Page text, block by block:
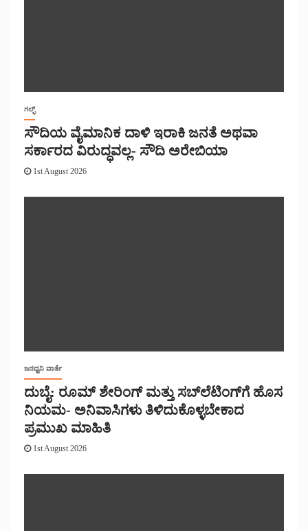
ಗಲ್ಫ್
ಸೌದಿಯ ವೈಮಾನಿಕ ದಾಳಿ ಇರಾಕಿ ಜನತೆ ಅಥವಾ
ಸರ್ಕಾರದ ವಿರುದ್ಧವಲ್ಲ- ಸೌದಿ ಅರೇಬಿಯಾ
1st August 2026
ಜನಧ್ವನಿ ವಾರ್ತೆ
ದುಬೈ: ರೂಮ್ ಶೇರಿಂಗ್ ಮತ್ತು ಸಬ್‌ಲೆಟಿಂಗ್‌ಗೆ ಹೊಸ
ನಿಯಮ- ಅನಿವಾಸಿಗಳು ತಿಳಿದುಕೊಳ್ಳಬೇಕಾದ
ಪ್ರಮುಖ ಮಾಹಿತಿ
1st August 2026